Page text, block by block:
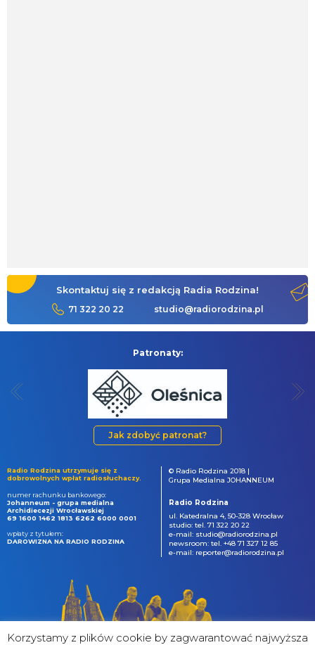
Skontaktuj się z redakcją Radia Rodzina!
71 322 20 22 studio@radiorodzina.pl
Patronaty:
Jak zdobyć patronat?
Radio Rodzina utrzymuje się z
dobrowolnych wpłat radiosłuchaczy.
numer rachunku bankowego:
Johanneum - grupa medialna
Archidiecezji Wrocławskiej
69 1600 1462 1813 6262 6000 0001
wpłaty z tytułem:
DAROWIZNA NA RADIO RODZINA
© Radio Rodzina 2018 |
Grupa Medialna JOHANNEUM
Radio Rodzina
ul. Katedralna 4, 50-328 Wrocław
studio: tel. 71 322 20 22
e-mail: studio@radiorodzina.pl
newsroom: tel. +48 71 327 12 85
e-mail: reporter@radiorodzina.pl
Korzystamy z plików cookie by zagwarantować najwyższa